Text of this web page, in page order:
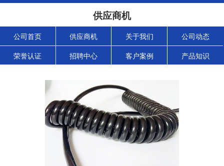
供应商机
公司首页 供应商机 关于我们 公司动态
荣誉认证 招聘中心 客户案例 产品知识